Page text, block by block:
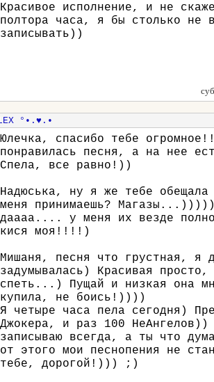
Красивое исполнение, и не
полтора часа, я бы столько не
записывать))
°•.♥.•
Юлечка, спасибо тебе
понравилась песня, а на нее
Спела, все равно!))
Надюська, ну я же тебе
меня принимаешь?
даааа.... у меня их везде
кися моя!!!!)
Мишаня, песня что грустная, я
задумывалась) Красивая
спеть...) Пущай и низкая она
купила, не боись!))))
Я четыре часа пела сегодня)
Джокера, и раз 100
записываю всегда, а ты что
от этого мои песнопения не
тебе, дорогой!))) ;)